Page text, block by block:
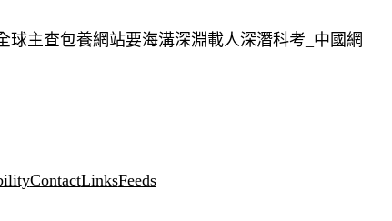
球主查包養網站要海溝深淵載人深潛科考_中國網
ContactLinksFeeds